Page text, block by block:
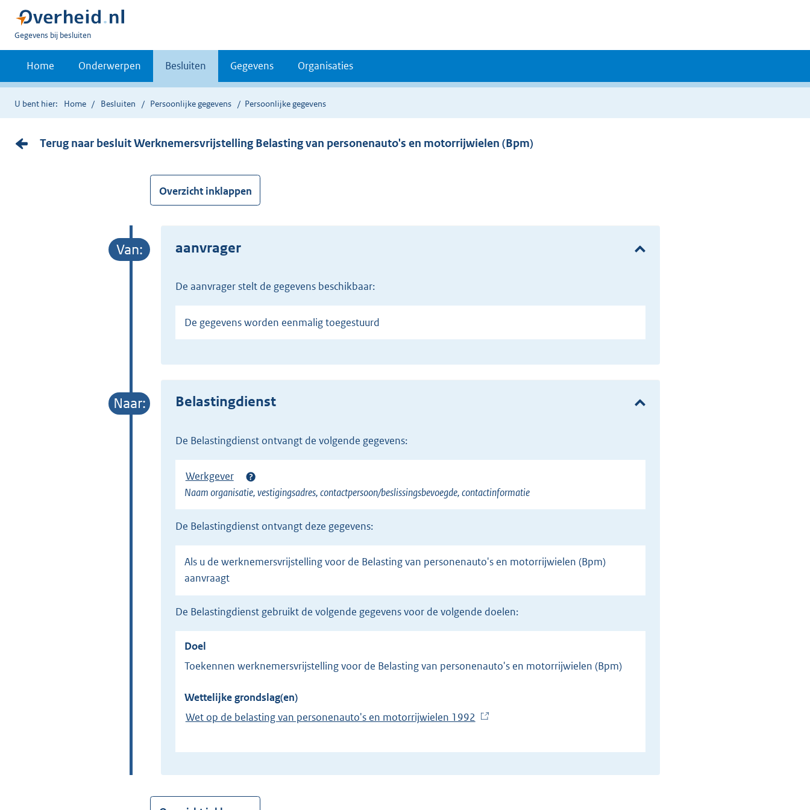
U
bent
Gegevens bij besluiten
Home Onderwerpen Besluiten Gegevens Organisaties
U bent hier: Home Besluiten Persoonlijke gegevens Persoonlijke gegevens
Terug naar besluit Werknemersvrijstelling Belasting van personenauto's en motorrijwielen (Bpm)
Overzicht inklappen
aanvrager
de aanvrager stelt de gegevens beschikbaar:
De gegevens worden eenmalig toegestuurd
Belastingdienst
de Belastingdienst ontvangt de volgende gegevens:
Werkgever
Naam organisatie, vestigingsadres, contactpersoon/beslissingsbevoegde, contactinformatie
de Belastingdienst ontvangt deze gegevens:
Als u de werknemersvrijstelling voor de Belasting van personenauto's en motorrijwielen (Bpm)
aanvraagt
de Belastingdienst gebruikt de volgende gegevens voor de volgende doelen:
Doel
Toekennen werknemersvrijstelling voor de Belasting van personenauto's en motorrijwielen (Bpm)
Wettelijke grondslag(en)
Wet op de belasting van personenauto's en motorrijwielen 1992
x